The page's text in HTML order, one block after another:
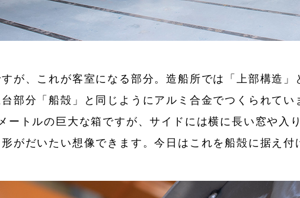
が、これが客室になる部分。造船所では「上部構造」
部分「船殻」と同じようにアルミ合金でつくられてい
ートルの巨大な箱ですが、サイドには横に長い窓や入
がだいたい想像できます。今日はこれを船殻に据え付